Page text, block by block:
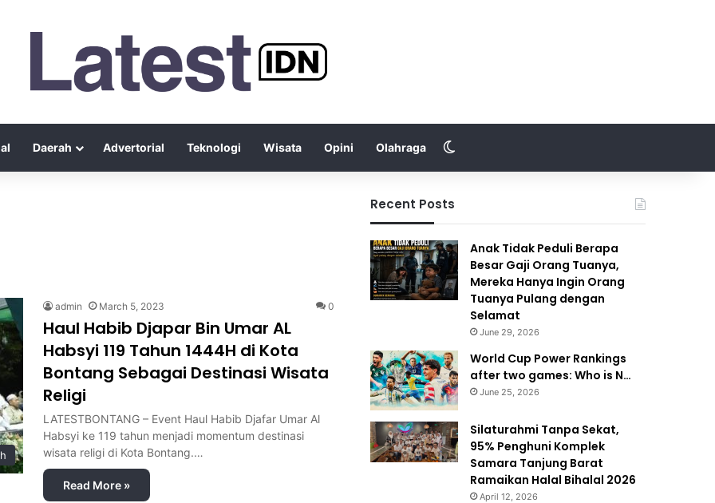
Daerah Advertorial Teknologi Wisata Opini Olahraga Switch skin
admin March 5, 2023 0
Haul Habib Djapar Bin Umar AL
Habsyi 119 Tahun 1444H di Kota
Bontang Sebagai Destinasi Wisata
Religi
LATESTBONTANG – Event Haul Habib Djafar Umar Al
Habsyi ke 119 tahun menjadi momentum destinasi
wisata religi di Kota Bontang.…
Read More »
Recent Posts
Anak Tidak Peduli Berapa
Besar Gaji Orang Tuanya,
Mereka Hanya Ingin Orang
Tuanya Pulang dengan
Selamat
June 29, 2026
World Cup Power Rankings
after two games: Who is N…
June 25, 2026
Silaturahmi Tanpa Sekat,
95% Penghuni Komplek
Samara Tanjung Barat
Ramaikan Halal Bihalal 2026
April 12, 2026